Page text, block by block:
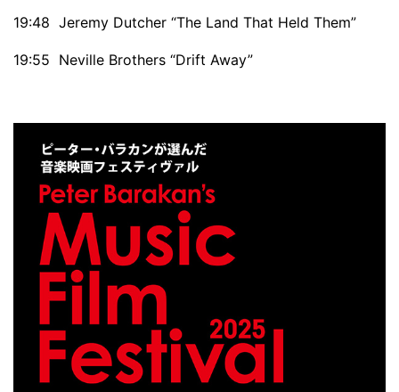
19:48 Jeremy Dutcher “The Land That Held Them”
19:55 Neville Brothers “Drift Away”